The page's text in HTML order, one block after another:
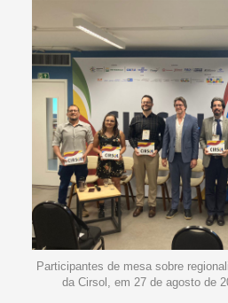
Participantes de mesa sobre
da Cirsol, em 27 de agosto de